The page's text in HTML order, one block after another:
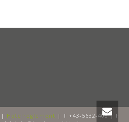
| Hotelreglement | T +43-5632-408 | F